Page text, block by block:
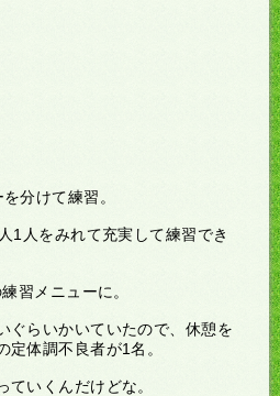
分けて練習。
1人をみれて充実して練習でき
習メニューに。
ぐらいかいていたので、休憩を
定体調不良者が1名。
ていくんだけどな。